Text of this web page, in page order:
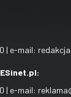
| e-mail:
| e-mail: